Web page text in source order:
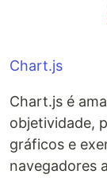
Chart.js
Chart.js é
objetividade,
gráficos e
navegadores